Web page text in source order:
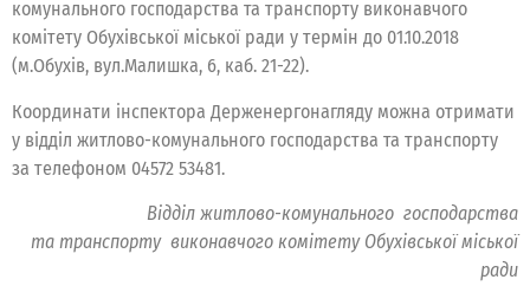
комунального господарства та транспорту виконавчого
комітету Обухівської міської ради у термін до 01.10.2018
(м.Обухів, вул.Малишка, 6, каб. 21-22).
Координати інспектора Держенергонагляду можна отримати
у відділ житлово-комунального господарства та транспорту
за телефоном 04572 53481.
Відділ житлово-комунального господарства
та транспорту виконавчого комітету Обухівської міської
ради